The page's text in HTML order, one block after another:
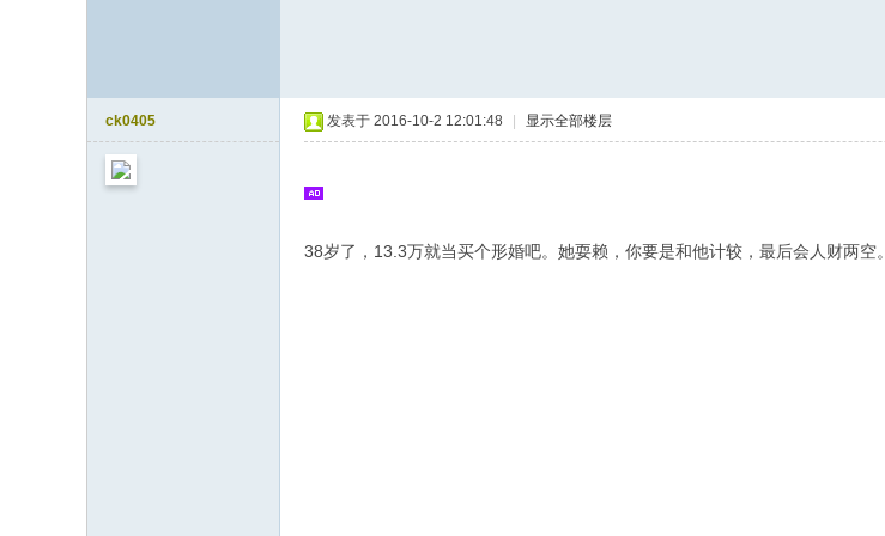
ck0405 发表于 2016-10-2 12:01:48 显示全部楼层
38岁了，13.3万就当买个形婚吧。她耍赖，你要是和他计较，最后会人财两空。